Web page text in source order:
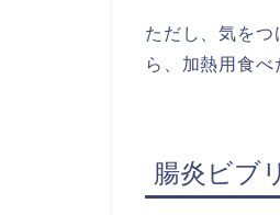
ただし、気を
ら、加熱用食べ
腸炎ビブ